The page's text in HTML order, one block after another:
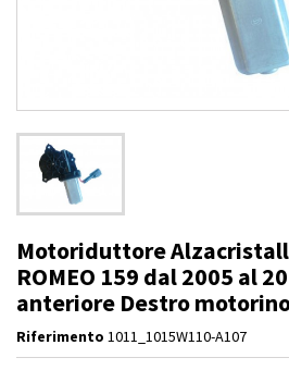
Motoriduttore
ROMEO 159 dal 2005 al
anteriore Destro
Riferimento 1011_1015W110-A107